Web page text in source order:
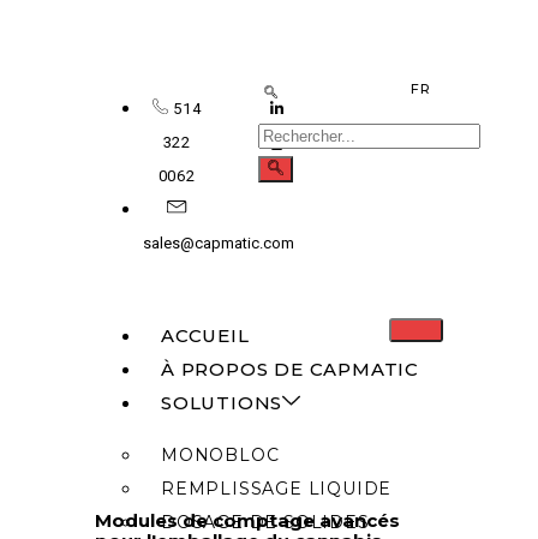
514
322
0062
sales@capmatic.com
FR
ACCUEIL
À PROPOS DE CAPMATIC
SOLUTIONS
MONOBLOC
REMPLISSAGE LIQUIDE
DOSAGE DE SOLIDES
Modules de comptage avancés